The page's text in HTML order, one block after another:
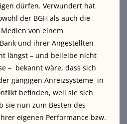
dürfen. Verwundert hat
der BGH als auch die
von einem
und ihrer Angestellten
längst – und beileibe nicht
– bekannt wäre, dass sich
gängigen Anreizsysteme in
befinden, weil sie sich
sie nun zum Besten des
eigenen Performance bzw.